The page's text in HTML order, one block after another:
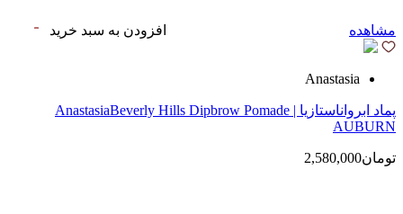
مشاهده افزودن به سبد خرید
Anastasia
پماد ابرواناستازیا | AnastasiaBeverly Hills Dipbrow Pomade
AUBURN
تومان2,580,000